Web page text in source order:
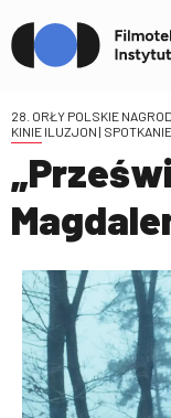
28. ORŁY POLSKIE
KINIE ILUZJON | SPOTKANIE